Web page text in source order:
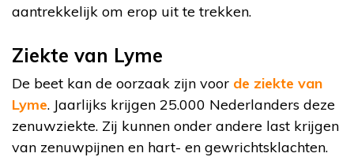
aantrekkelijk om erop uit te trekken.
Ziekte van Lyme
De beet kan de oorzaak zijn voor de ziekte van
Lyme. Jaarlijks krijgen 25.000 Nederlanders deze
zenuwziekte. Zij kunnen onder andere last krijgen
van zenuwpijnen en hart- en gewrichtsklachten.